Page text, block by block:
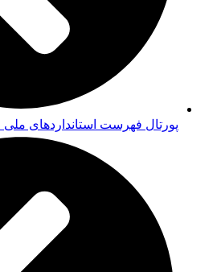
پورتال فهرست استانداردهای ملی